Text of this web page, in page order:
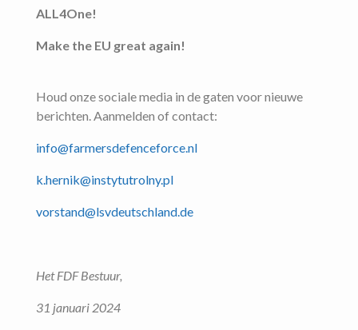
ALL4One!
Make the EU great again!
Houd onze sociale media in de gaten voor nieuwe
berichten. Aanmelden of contact:
info@farmersdefenceforce.nl
k.hernik@instytutrolny.pl
vorstand@lsvdeutschland.de
Het FDF Bestuur,
31 januari 2024